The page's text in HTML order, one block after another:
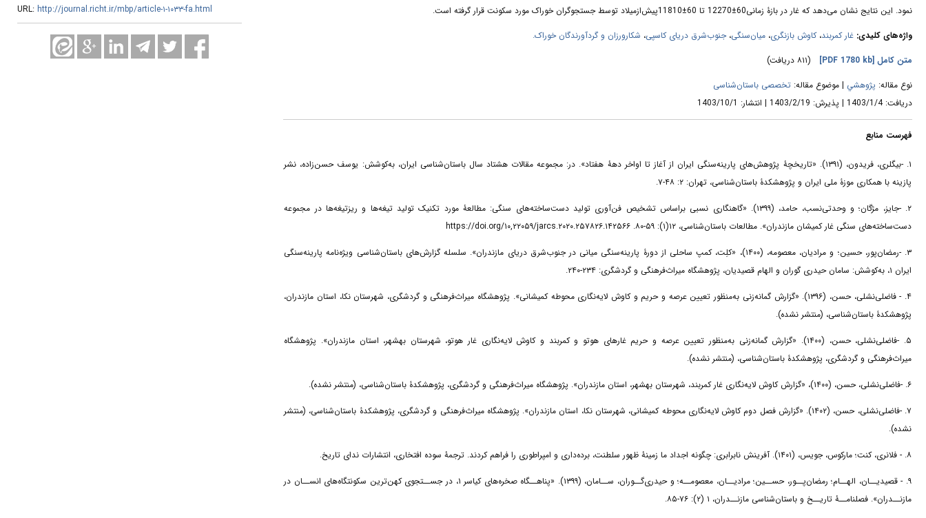
URL: http://journal.richt.ir/mbp/article-۱-۱۰۳۳-fa.html
نمود. این نتایج نشان می‌دهد که غار در بازۀ زمانی60±12270 تا 60±11810پیش‌ازمیلاد توسط جستجوگران خوراک مورد سکونت قرار گرفته است.
واژه‌های کلیدی: غار کمربند،کاوش بازنگری، میان‌سنگی،جنوب‌شرق دریای کاسپی، شکارورزان و گردآورندگان خوراک.
متن کامل [PDF 1780 kb]
(۸۱۱ دریافت)
نوع مقاله: پژوهشي | موضوع مقاله: تخصصی باستان‌شناسی
دریافت: 1403/1/4 | پذیرش: 1403/2/19 | انتشار: 1403/10/1
فهرست منابع
۱. -بیگلری، فریدون، (۱۳۹۱). «تاریخچۀ پژوهش‌های پارینه‌سنگی ایران از آغاز تا اواخر دهۀ هفتاد». در: مجموعه مقالات هشتاد سال باستان‌شناسی ایران، به‌کوشش: یوسف حسن‌زاده، نشر
پازینه با همکاری موزۀ ملی ایران و پژوهشکدۀ باستان‌شناسی، تهران: ۲: ۴۸-۷.
۲. -جایز، مژگان؛ و وحدتی‌نسب، حامد، (۱۳۹۹). «گاهنگاری نسبی براساس تشخیص فن‌آوری تولید دست‌ساخته‌های سنگی: مطالعۀ مورد تکنیک تولید تیغه‌ها و ریز‌تیغه‌ها در مجموعه
دست‌ساخته‌های سنگی غار کمیشان مازندران». مطالعات باستان‌شناسی، ۱۲(۱): ۵۹-۸۰. https://doi.org/۱۰,۲۲۰۵۹/jarcs.۲۰۲۰.۲۵۷۸۲۶.۱۴۲۵۶۶
۳. -رمضان‌پور، حسین؛ و مرادیان، معصومه، (۱۴۰۰)، «کلِت، کمپ ساحلی از دورۀ پارینه‌سنگی میانی در جنوب‌شرق دریای مازندران». سلسله گزارش‌های باستان‌شناسی ویژه‌نامه پارینه‌سنگی
ایران ۱، به‌کوشش: سامان حیدری گوران و الهام قصیدیان، پژوهشگاه میراث‌فرهنگی و گردشگری: ۲۳۴-۲۴۰.
۴. - فاضلی‌نشلی، حسن، (۱۳۹۶). «گزارش گمانه‌زنی به‌منظور تعیین عرصه و حریم و کاوش لایه‌نگاری محوطه کمیشانی». پژوهشگاه میراث‌فرهنگی و گردشگری، شهرستان نکا، استان مازندران،
پژوهشکدۀ باستان‌شناسی، (منتشر نشده).
۵. -فاضلی‌نشلی، حسن، (۱۴۰۰). «گزارش گمانه‌زنی به‌منظور تعیین عرصه و حریم غارهای هوتو و کمربند و کاوش لایه‌نگاری غار هوتو، شهرستان بهشهر، استان مازندران». پژوهشگاه
میراث‌فرهنگی و گردشگری، پژوهشکدۀ باستان‌شناسی، (منتشر نشده).
۶. -فاضلی‌نشلی، حسن، (۱۴۰۰)، «گزارش کاوش لایه‌نگاری غار کمربند، شهرستان بهشهر، استان مازندران». پژوهشگاه میراث‌فرهنگی و گردشگری، پژوهشکدۀ باستان‌شناسی، (منتشر نشده).
۷. -فاضلی‌نشلی، حسن، (۱۴۰۲). «گزارش فصل دوم کاوش لایه‌نگاری محوطه کمیشانی، شهرستان نکا، استان مازندران». پژوهشگاه میراث‌فرهنگی و گردشگری، پژوهشکدۀ باستان‌شناسی، (منتشر
نشده).
۸. - فلانری، کنت؛ مارکوس، جویس، (۱۴۰۱). آفرینش نابرابری: چگونه اجداد ما زمینۀ ظهور سلطنت، برده‌داری و امپراطوری را فراهم کردند. ترجمۀ سوده افتخاری، انتشارات ندای تاریخ.
۹. - قصیدیــان، الهــام؛ رمضان‌پــور، حســین؛ مرادیــان، معصومــه؛ و حیدری‌گــوران، ســامان، (۱۳۹۹). «پناهــگاه صخره‌های کیاسر ۱، در جســتجوی کهن‌ترین سکونتگاه‌های انســان در
مازنــدران». فصلنامــۀ تاریــخ و باستان‌شناسی مازنــدران، ۱ (۲): ۷۶-۸۵.